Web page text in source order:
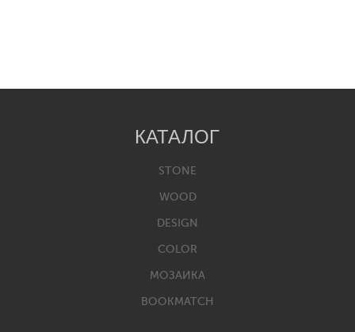
КАТАЛОГ
STONE
WOOD
DESIGN
COLOR
МОЗАИКА
BOOKMATCH